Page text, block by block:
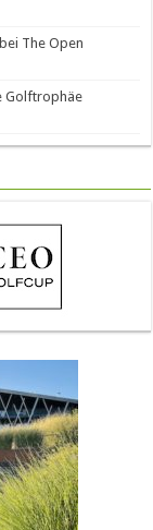
The Open
Golftrophäe
der